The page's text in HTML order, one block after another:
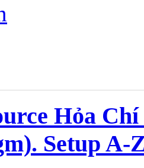
Hỏa
Setup A-